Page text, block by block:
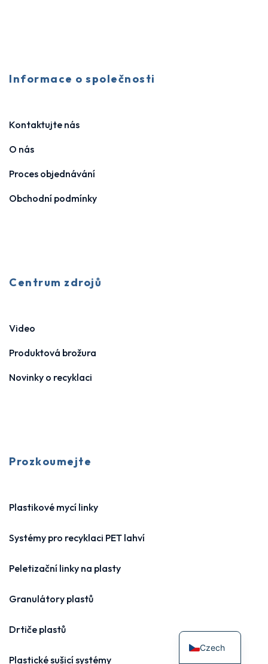
Informace o společnosti
Kontaktujte nás
O nás
Proces objednávání
Obchodní podmínky
Centrum zdrojů
Video
Produktová brožura
Novinky o recyklaci
Prozkoumejte
Plastikové mycí linky
Systémy pro recyklaci PET lahví
Peletizační linky na plasty
Granulátory plastů
Drtiče plastů
Plastické sušicí systémy
Czech